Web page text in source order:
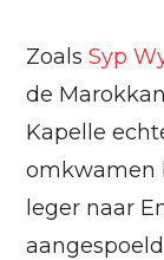
ZoalsSyp
de
Kapelle
omkwamen
leger naar